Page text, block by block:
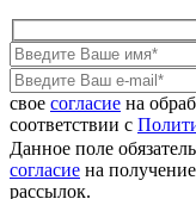
свое согласие на
соответствии с
Данное поле
согласие на
рассылок.